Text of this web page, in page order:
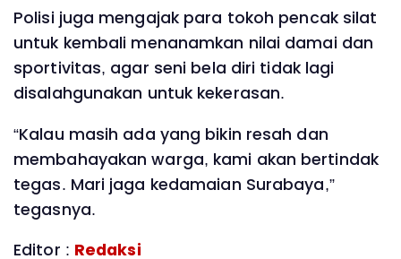
Polisi juga mengajak para tokoh pencak silat
untuk kembali menanamkan nilai damai dan
sportivitas, agar seni bela diri tidak lagi
disalahgunakan untuk kekerasan.
“Kalau masih ada yang bikin resah dan
membahayakan warga, kami akan bertindak
tegas. Mari jaga kedamaian Surabaya,”
tegasnya.
Editor : Redaksi